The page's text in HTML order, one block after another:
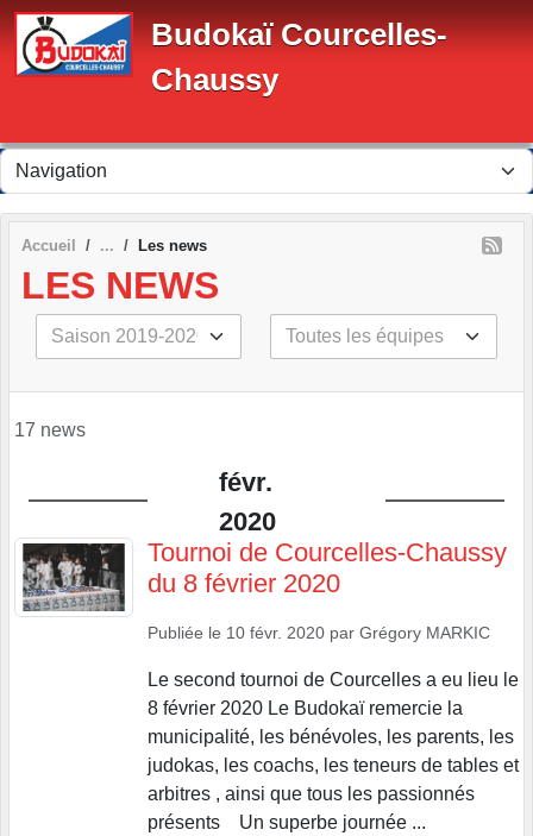
Budokaï Courcelles-
Chaussy
Accueil Les news
LES NEWS
17 news
févr.
2020
Tournoi de Courcelles-Chaussy
du 8 février 2020
Publiée le 10 févr. 2020 par Grégory MARKIC
Le second tournoi de Courcelles a eu lieu le
8 février 2020 Le Budokaï remercie la
municipalité, les bénévoles, les parents, les
judokas, les coachs, les teneurs de tables et
arbitres , ainsi que tous les passionnés
présents Un superbe journée ...
Panneau de gestion des cookies